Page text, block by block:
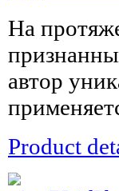
На
автор
Product